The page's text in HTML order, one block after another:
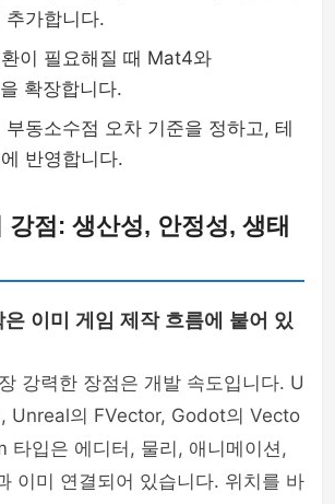
추가합니다.
이 필요해질 때 Mat4와
확장합니다.
부동소수점 오차 기준을 정하고, 테
반영합니다.
강점: 생산성, 안정성, 생태
이미 게임 제작 흐름에 붙어 있
강력한 장점은 개발 속도입니다. U
Unreal의 FVector, Godot의 Vecto
타입은 에디터, 물리, 애니메이션,
이미 연결되어 있습니다. 위치를 바